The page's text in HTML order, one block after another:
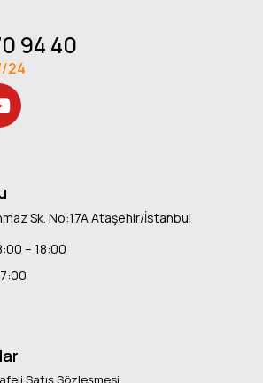
94 40
24
Sk. No:17A Ataşehir/İstanbul
– 18:00
Satış Sözleşmesi